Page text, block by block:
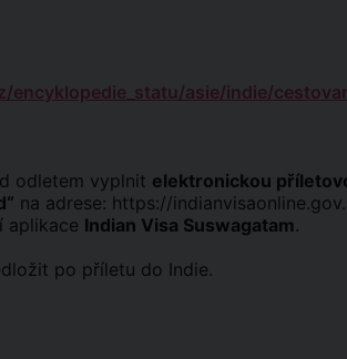
asie/indie/
odletem vyplnit elektronickou
na adrese: https://
aplikace Indian Visa Suswagatam.
po příletu do Indie.